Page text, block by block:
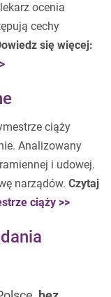
ocenia
cechy
się więcej:
ciąży
Analizowany
i udowej.
narządów. Czytaj
ciąży >>